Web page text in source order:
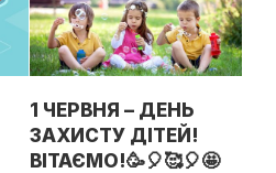
1 ЧЕРВНЯ – ДЕНЬ
ЗАХИСТУ ДІТЕЙ!
ВІТАЄМО!🥳🎈🥰🎈🤩